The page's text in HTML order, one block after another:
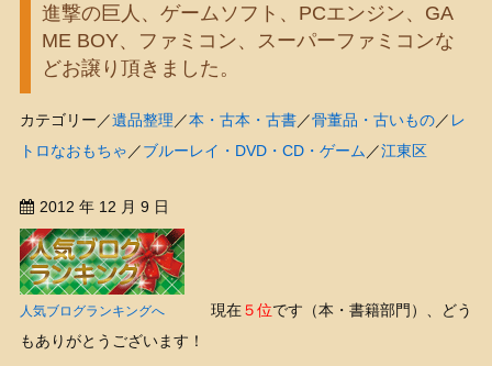
進撃の巨人、ゲームソフト、PCエンジン、GA
ME BOY、ファミコン、スーパーファミコンな
どお譲り頂きました。
カテゴリー／遺品整理 ／本・古本・古書／骨董品・古いもの／ レ
トロなおもちゃ ／ブルーレイ・DVD・CD・ゲーム ／江東区
2012 年 12 月 9 日
人気ブログランキングへ現在５位です（本・書籍部門）、どう
もありがとうございます！